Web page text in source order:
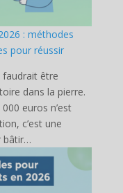
: méthodes
pour réussir
faudrait être
dans la pierre.
euros n’est
c’est une
bâtir…